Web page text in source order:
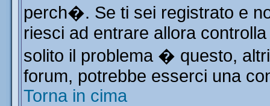
perch�. Se ti sei registrato e
riesci ad entrare allora
solito il problema � questo,
forum, potrebbe esserci una
Torna in cima